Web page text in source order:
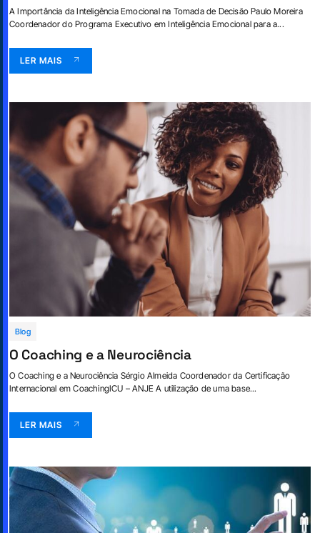
A Importância da Inteligência Emocional na Tomada de Decisão Paulo Moreira
Coordenador do Programa Executivo em Inteligência Emocional para a...
LER MAIS
Blog
O Coaching e a Neurociência
O Coaching e a Neurociência Sérgio Almeida Coordenador da Certificação
Internacional em CoachingICU – ANJE A utilização de uma base...
LER MAIS